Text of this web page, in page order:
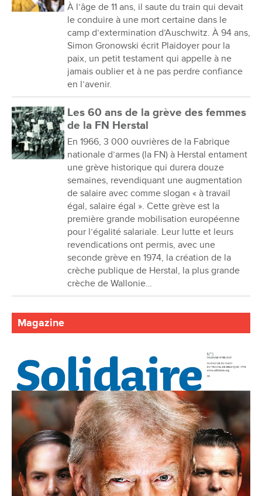
À l’âge de 11 ans, il saute du train qui devait
le conduire à une mort certaine dans le
camp d’extermination d’Auschwitz. À 94 ans,
Simon Gronowski écrit Plaidoyer pour la
paix, un petit testament qui appelle à ne
jamais oublier et à ne pas perdre confiance
en l’avenir.
Les 60 ans de la grève des femmes
de la FN Herstal
En 1966, 3 000 ouvrières de la Fabrique
nationale d’armes (la FN) à Herstal entament
une grève historique qui durera douze
semaines, revendiquant une augmentation
de salaire avec comme slogan « à travail
égal, salaire égal ». Cette grève est la
première grande mobilisation européenne
pour l’égalité salariale. Leur lutte et leurs
revendications ont permis, avec une
seconde grève en 1974, la création de la
crèche publique de Herstal, la plus grande
crèche de Wallonie…
Magazine